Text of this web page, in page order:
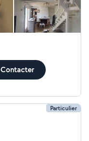
Contacter
Particulier